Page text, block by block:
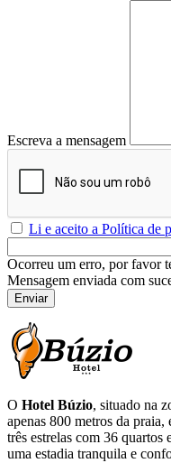
Escreva a mensagem
Li e aceito a Política de
Ocorreu um erro, por favor
Mensagem enviada com
Enviar
O Hotel Búzio, situado na
apenas 800 metros da
três estrelas com 36 quartos
uma estadia tranquila e